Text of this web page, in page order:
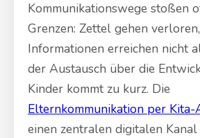
Kommunikationswege stoßen
Grenzen: Zettel gehen
Informationen erreichen nicht
der Austausch über die
Kinder kommt zu kurz. Die
Elternkommunikation per
einen zentralen digitalen